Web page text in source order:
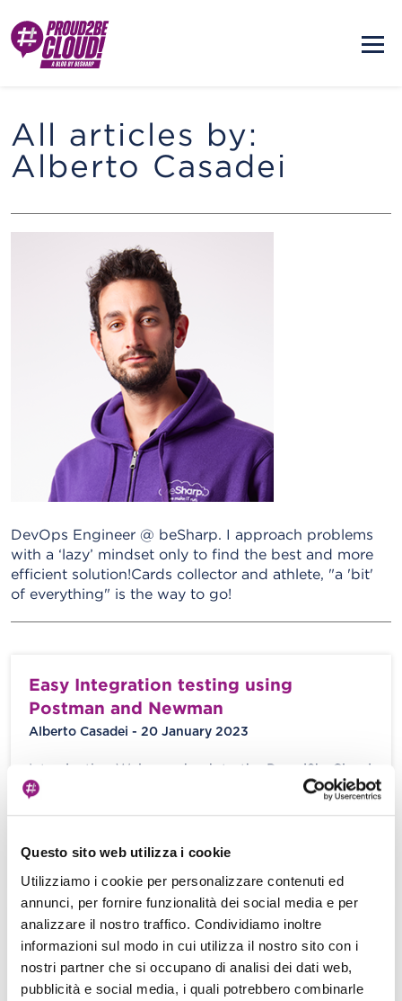
Questo sito web utilizza i cookie
Utilizziamo i cookie per personalizzare contenuti ed
annunci, per fornire funzionalità dei social media e per
analizzare il nostro traffico. Condividiamo inoltre
informazioni sul modo in cui utilizza il nostro sito con i
nostri partner che si occupano di analisi dei dati web,
pubblicità e social media, i quali potrebbero combinarle
All articles by:
Alberto Casadei
DevOps Engineer @ beSharp. I approach problems
with a ‘lazy’ mindset only to find the best and more
efficient solution!Cards collector and athlete, "a 'bit'
of everything" is the way to go!
Easy Integration testing using
Postman and Newman
Alberto Casadei - 20 January 2023
Introduction Welcome back to the Proud2beCloud
blog. Today we’ll be exploring how to implement
Building a Deno Serverless Application
using Lambda Custom Runtime & CDK
A. Bertini - A. Casadei - 02 September 2022